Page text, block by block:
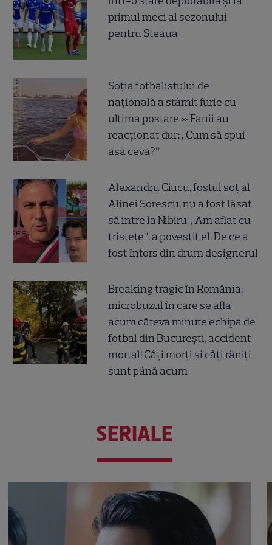
primul meci al sezonului
pentru Steaua
Soția fotbalistului de
națională a stârnit furie cu
ultima postare » Fanii au
reacționat dur: „Cum să spui
așa ceva?”
Alexandru Ciucu, fostul soț al
Alinei Sorescu, nu a fost lăsat
să intre la Nibiru. „Am aflat cu
tristețe”, a povestit el. De ce a
fost întors din drum designerul
Breaking tragic în România:
microbuzul în care se afla
acum câteva minute echipa de
fotbal din București, accident
mortal! Câți morți și câți răniți
sunt până acum
SERIALE